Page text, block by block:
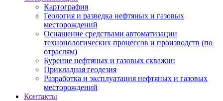
Картография
Геология и разведка нефтяных и газовых
месторождений
Оснащение средствами автоматизации
технонологических процессов и производств (по
отраслям)
Бурение нефтяных и газовых скважин
Прикладная геодезия
Разработка и эксплуатация нефтяных и газовых
месторождений
Контакты